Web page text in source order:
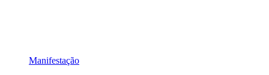
Manifestação